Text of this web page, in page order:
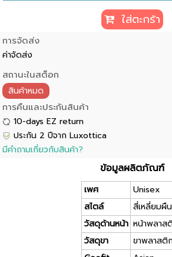
ใส่ตะกร้า
การจัดส่ง
ค่าจัดส่ง
สถานะในสต็อก
สินค้าหมด
การคืนและประกันสินค้า
10-days EZ return
ประกัน 2 ปีจาก Luxottica
มีคำถามเกี่ยวกับสินค้า?
ข้อมูลผลิตภัณฑ์
เพศ
Unisex
สไตล์
สี่เหลี่ยมผื
วัสดุด้านหน้า หน้าพลาส
วัสดุขา
ขาพลาสติ